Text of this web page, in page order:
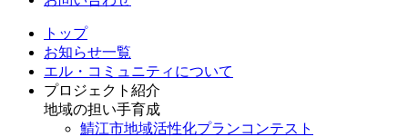
トップ
お知らせ一覧
エル・コミュニティについて
プロジェクト紹介
地域の担い手育成
鯖江市地域活性化プランコンテスト